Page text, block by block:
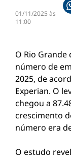
01/11/2025 às
11:00
O Rio
número de
2025, de
Experian. O
chegou a
crescimento
número era
O estudo